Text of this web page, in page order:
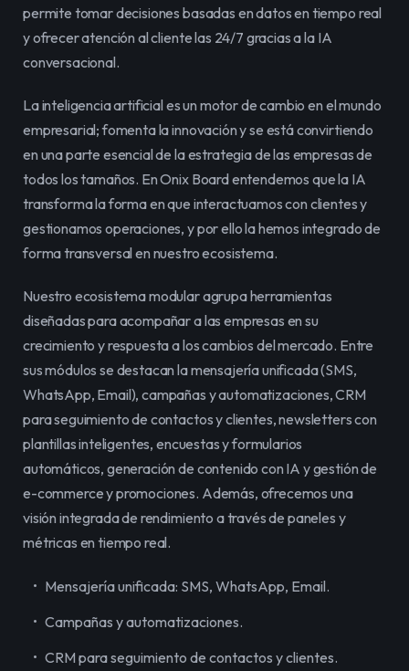
permite tomar decisiones basadas en datos en tiempo real
y ofrecer atención al cliente las 24/7 gracias a la IA
conversacional.
La inteligencia artificial es un motor de cambio en el mundo
empresarial; fomenta la innovación y se está convirtiendo
en una parte esencial de la estrategia de las empresas de
todos los tamaños. En Onix Board entendemos que la IA
transforma la forma en que interactuamos con clientes y
gestionamos operaciones, y por ello la hemos integrado de
forma transversal en nuestro ecosistema.
Nuestro ecosistema modular agrupa herramientas
diseñadas para acompañar a las empresas en su
crecimiento y respuesta a los cambios del mercado. Entre
sus módulos se destacan la mensajería unificada (SMS,
WhatsApp, Email), campañas y automatizaciones, CRM
para seguimiento de contactos y clientes, newsletters con
plantillas inteligentes, encuestas y formularios
automáticos, generación de contenido con IA y gestión de
e-commerce y promociones. Además, ofrecemos una
visión integrada de rendimiento a través de paneles y
métricas en tiempo real.
Mensajería unificada: SMS, WhatsApp, Email.
Campañas y automatizaciones.
CRM para seguimiento de contactos y clientes.